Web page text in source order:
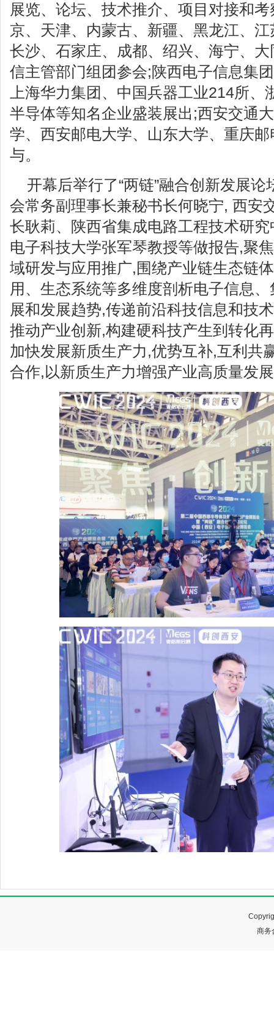
展览、论坛、技术推介、项目对接和
京、天津、内蒙古、新疆、黑龙江、
长沙、石家庄、成都、绍兴、海宁、
信主管部门组团参会;陕西电子信息集
上海华力集团、中国兵器工业214所
半导体等知名企业盛装展出;西安交通
学、西安邮电大学、山东大学、重庆
与。
开幕后举行了“两链”融合创新发展
会常务副理事长兼秘书长何晓宁, 西安
长耿莉、陕西省集成电路工程技术研
电子科技大学张军琴教授等做报告,聚
域研发与应用推广,围绕产业链生态链
用、生态系统等多维度剖析电子信息
展和发展趋势,传递前沿科技信息和技
推动产业创新,构建硬科技产生到转化
加快发展新质生产力,优势互补,互利共
合作,以新质生产力增强产业高质量发
商